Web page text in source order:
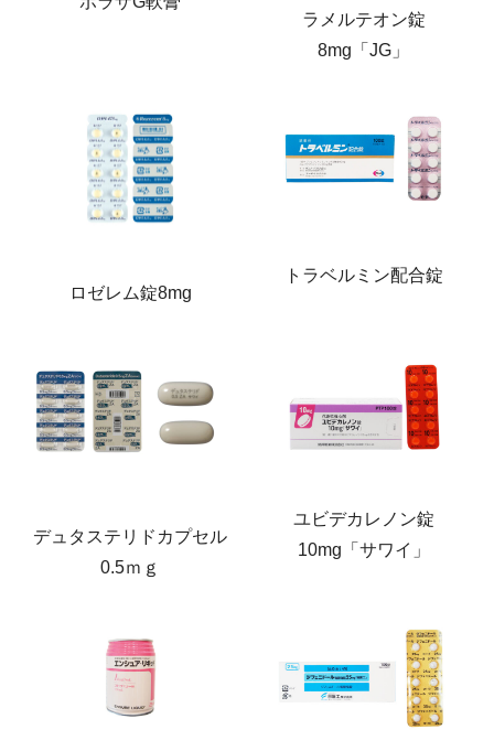
ラメルテオン錠
8mg「JG」
ロゼレム錠8mg
トラベルミン配合錠
デュタステリドカプセル
0.5ｍｇ
ユビデカレノン錠
10mg「サワイ」